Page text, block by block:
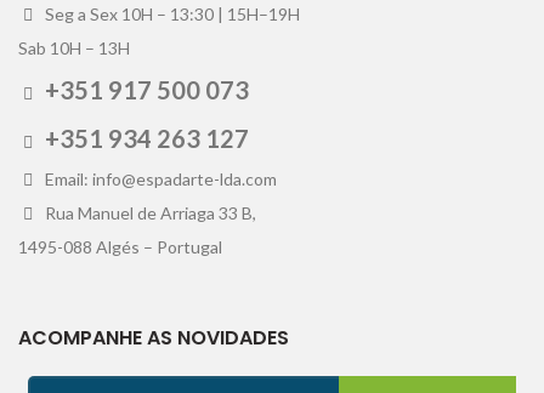
Seg a Sex 10H – 13:30 | 15H–19H
Sab 10H – 13H
+351 917 500 073
+351 934 263 127
Email: info@espadarte-lda.com
Rua Manuel de Arriaga 33 B,
1495-088 Algés – Portugal
ACOMPANHE AS NOVIDADES